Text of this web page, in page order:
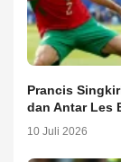
Prancis
dan Antar Les
10 Juli 2026